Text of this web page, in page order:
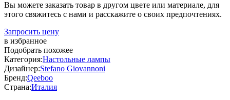
Вы можете заказать товар в другом цвете или материале, для
этого свяжитесь с нами и расскажите о своих предпочтениях.
Запросить цену
в избранное
Подобрать похожее
Категория:Настольные лампы
Дизайнер:Stefano Giovannoni
Бренд:Qeeboo
Страна:Италия